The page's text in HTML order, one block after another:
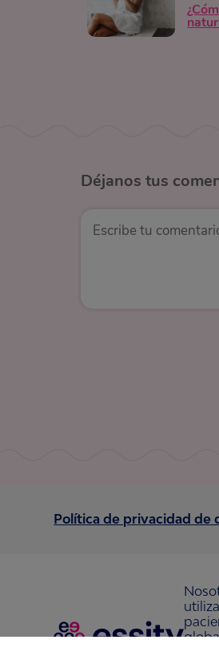
Déjanos tus
Política de privacidad de